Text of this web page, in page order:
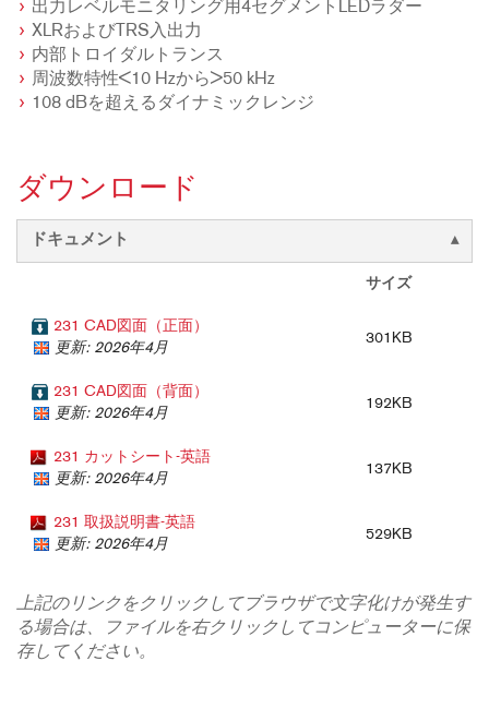
出力レベルモニタリング用4セグメントLEDラダー
XLRおよびTRS入出力
内部トロイダルトランス
周波数特性<10 Hzから>50 kHz
108 dBを超えるダイナミックレンジ
ダウンロード
ドキュメント
サイズ
231 CAD図面（正面）
更新: 2026年4月
301KB
231 CAD図面（背面）
更新: 2026年4月
192KB
231 カットシート-英語
更新: 2026年4月
137KB
231 取扱説明書-英語
更新: 2026年4月
529KB
上記のリンクをクリックしてブラウザで文字化けが発生す
る場合は、ファイルを右クリックしてコンピューターに保
存してください。